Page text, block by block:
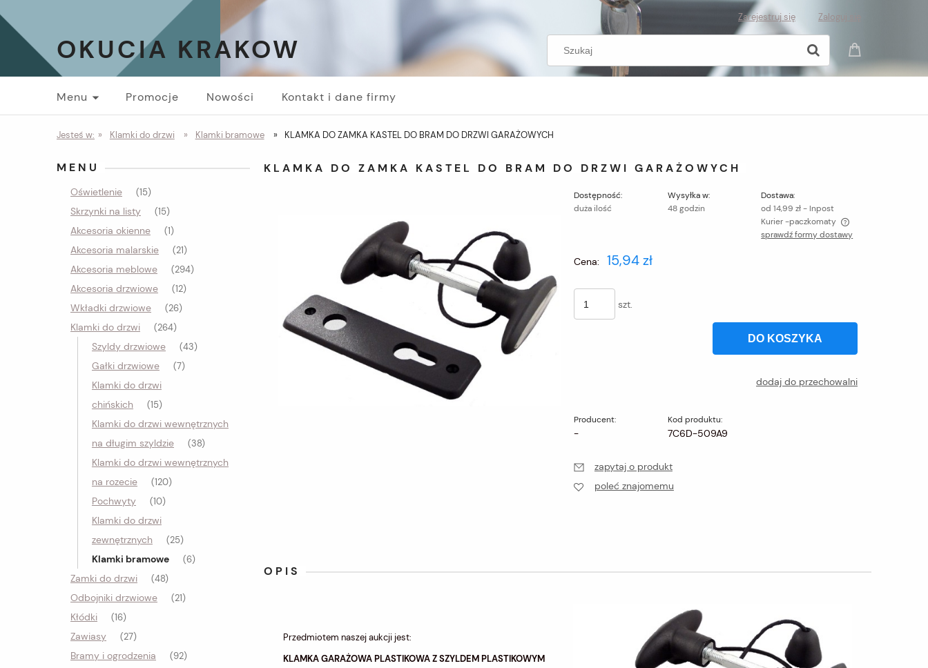
Zarejestruj się Zaloguj się
OKUCIA KRAKOW
Menu Promocje Nowości Kontakt i dane firmy
Jesteś w: » Klamki do drzwi » Klamki bramowe » KLAMKA DO ZAMKA KASTEL DO BRAM DO DRZWI GARAŻOWYCH
MENU
Oświetlenie (15)
Skrzynki na listy (15)
Akcesoria okienne (1)
Akcesoria malarskie (21)
Akcesoria meblowe (294)
Akcesoria drzwiowe (12)
Wkładki drzwiowe (26)
Klamki do drzwi (264)
Szyldy drzwiowe (43)
Gałki drzwiowe (7)
Klamki do drzwi
chińskich
(15)
Klamki do drzwi wewnętrznych
na długim szyldzie
(38)
Klamki do drzwi wewnętrznych
na rozecie
(120)
Pochwyty (10)
Klamki do drzwi
zewnętrznych
(25)
Klamki bramowe (6)
Zamki do drzwi (48)
Odbojniki drzwiowe (21)
Kłódki (16)
Zawiasy (27)
Bramy i ogrodzenia (92)
KLAMKA DO ZAMKA KASTEL DO BRAM DO DRZWI GARAŻOWYCH
Dostępność:
duża ilość
Wysyłka w:
48 godzin
Dostawa:
od 14,99 zł - Inpost
Kurier -paczkomaty
sprawdź formy dostawy
Cena: 15,94 zł
szt.
DO KOSZYKA
dodaj do przechowalni
Producent:
-
Kod produktu:
7C6D-509A9
zapytaj o produkt
poleć znajomemu
OPIS
Przedmiotem naszej aukcji jest:
KLAMKA GARAŻOWA PLASTIKOWA Z SZYLDEM PLASTIKOWYM